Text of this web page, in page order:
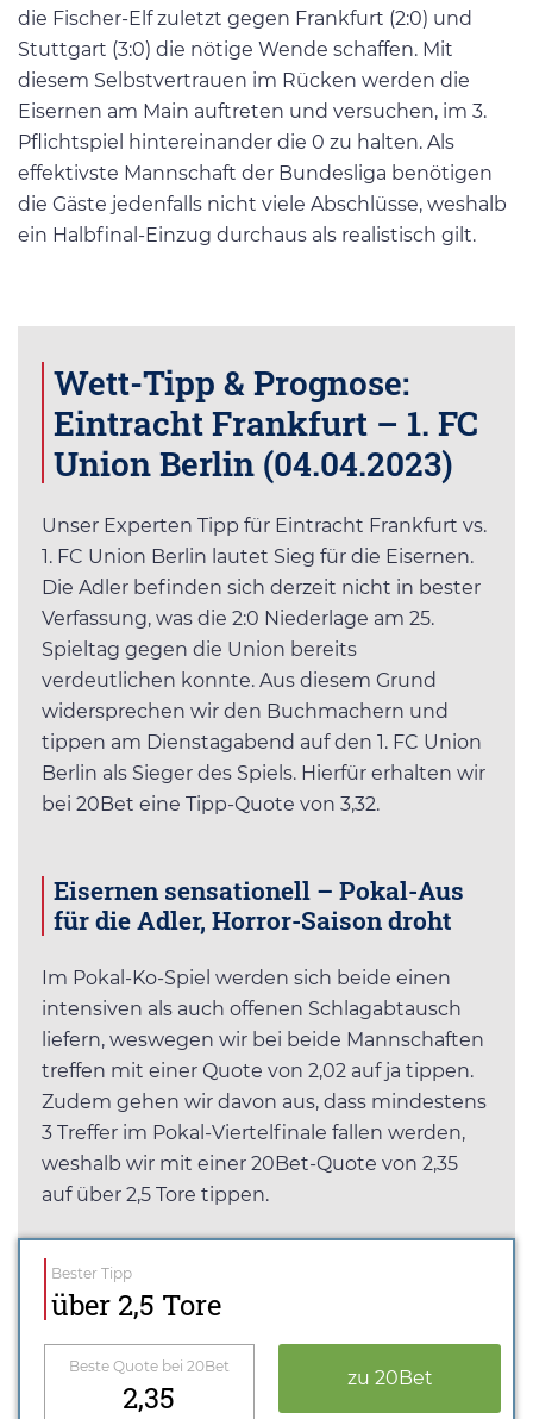
die Fischer-Elf zuletzt gegen Frankfurt (2:0) und
Stuttgart (3:0) die nötige Wende schaffen. Mit
diesem Selbstvertrauen im Rücken werden die
Eisernen am Main auftreten und versuchen, im 3.
Pflichtspiel hintereinander die 0 zu halten. Als
effektivste Mannschaft der Bundesliga benötigen
die Gäste jedenfalls nicht viele Abschlüsse, weshalb
ein Halbfinal-Einzug durchaus als realistisch gilt.
Wett-Tipp & Prognose:
Eintracht Frankfurt – 1. FC
Union Berlin (04.04.2023)
Unser Experten Tipp für Eintracht Frankfurt vs.
1. FC Union Berlin lautet Sieg für die Eisernen.
Die Adler befinden sich derzeit nicht in bester
Verfassung, was die 2:0 Niederlage am 25.
Spieltag gegen die Union bereits
verdeutlichen konnte. Aus diesem Grund
widersprechen wir den Buchmachern und
tippen am Dienstagabend auf den 1. FC Union
Berlin als Sieger des Spiels. Hierfür erhalten wir
bei 20Bet eine Tipp-Quote von 3,32.
Eisernen sensationell – Pokal-Aus
für die Adler, Horror-Saison droht
Im Pokal-Ko-Spiel werden sich beide einen
intensiven als auch offenen Schlagabtausch
liefern, weswegen wir bei beide Mannschaften
treffen mit einer Quote von 2,02 auf ja tippen.
Zudem gehen wir davon aus, dass mindestens
3 Treffer im Pokal-Viertelfinale fallen werden,
weshalb wir mit einer 20Bet-Quote von 2,35
auf über 2,5 Tore tippen.
Bester Tipp
über 2,5 Tore
Beste Quote bei 20Bet
2,35
zu 20Bet